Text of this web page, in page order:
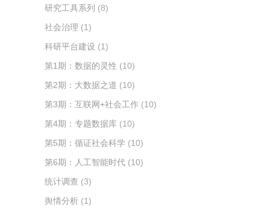
研究工具系列 (8)
社会治理 (1)
科研平台建设 (1)
第1期：数据的灵性 (10)
第2期：大数据之道 (10)
第3期：互联网+社会工作 (10)
第4期：专题数据库 (10)
第5期：循证社会科学 (10)
第6期：人工智能时代 (10)
统计调查 (3)
舆情分析 (1)